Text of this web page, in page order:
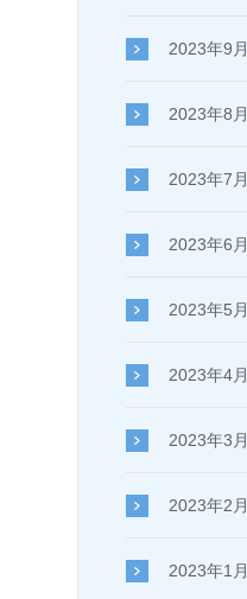
2023年9月
2023年8月
2023年7月
2023年6月
2023年5月
2023年4月
2023年3月
2023年2月
2023年1月